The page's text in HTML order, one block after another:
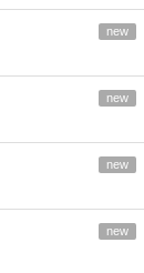
new
new
new
new